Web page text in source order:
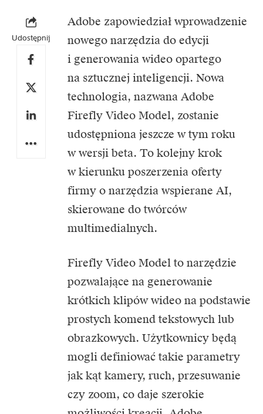
Udostępnij
Adobe zapowiedział wprowadzenie
nowego narzędzia do edycji
i generowania wideo opartego
na sztucznej inteligencji. Nowa
technologia, nazwana Adobe
Firefly Video Model, zostanie
udostępniona jeszcze w tym roku
w wersji beta. To kolejny krok
w kierunku poszerzenia oferty
firmy o narzędzia wspierane AI,
skierowane do twórców
multimedialnych.
Firefly Video Model to narzędzie
pozwalające na generowanie
krótkich klipów wideo na podstawie
prostych komend tekstowych lub
obrazkowych. Użytkownicy będą
mogli definiować takie parametry
jak kąt kamery, ruch, przesuwanie
czy zoom, co daje szerokie